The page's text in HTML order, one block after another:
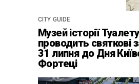
CITY GUIDE
Музей історії Туалету
проводить святкові
31 липня до Дня
Фортеці